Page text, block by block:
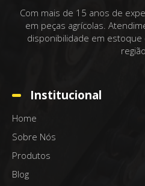
Com mais de 15 anos de
em peças agrícolas.
disponibilidade em estoque
Institucional
Home
Sobre Nós
Produtos
Blog